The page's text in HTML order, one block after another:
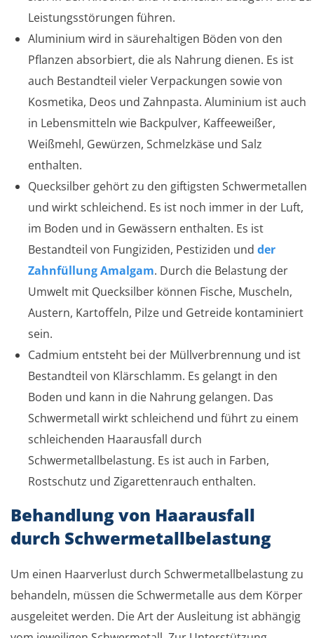
Leistungsstörungen führen.
Aluminium wird in säurehaltigen Böden von den
Pflanzen absorbiert, die als Nahrung dienen. Es ist
auch Bestandteil vieler Verpackungen sowie von
Kosmetika, Deos und Zahnpasta. Aluminium ist auch
in Lebensmitteln wie Backpulver, Kaffeeweißer,
Weißmehl, Gewürzen, Schmelzkäse und Salz
enthalten.
Quecksilber gehört zu den giftigsten Schwermetallen
und wirkt schleichend. Es ist noch immer in der Luft,
im Boden und in Gewässern enthalten. Es ist
Bestandteil von Fungiziden, Pestiziden und der
Zahnfüllung Amalgam. Durch die Belastung der
Umwelt mit Quecksilber können Fische, Muscheln,
Austern, Kartoffeln, Pilze und Getreide kontaminiert
sein.
Cadmium entsteht bei der Müllverbrennung und ist
Bestandteil von Klärschlamm. Es gelangt in den
Boden und kann in die Nahrung gelangen. Das
Schwermetall wirkt schleichend und führt zu einem
schleichenden Haarausfall durch
Schwermetallbelastung. Es ist auch in Farben,
Rostschutz und Zigarettenrauch enthalten.
Behandlung von Haarausfall
durch Schwermetallbelastung
Um einen Haarverlust durch Schwermetallbelastung zu
behandeln, müssen die Schwermetalle aus dem Körper
ausgeleitet werden. Die Art der Ausleitung ist abhängig